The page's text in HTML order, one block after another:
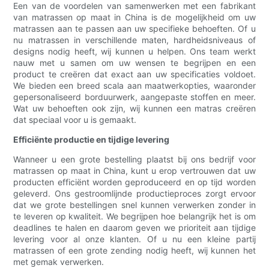
Een van de voordelen van samenwerken met een fabrikant
van matrassen op maat in China is de mogelijkheid om uw
matrassen aan te passen aan uw specifieke behoeften. Of u
nu matrassen in verschillende maten, hardheidsniveaus of
designs nodig heeft, wij kunnen u helpen. Ons team werkt
nauw met u samen om uw wensen te begrijpen en een
product te creëren dat exact aan uw specificaties voldoet.
We bieden een breed scala aan maatwerkopties, waaronder
gepersonaliseerd borduurwerk, aangepaste stoffen en meer.
Wat uw behoeften ook zijn, wij kunnen een matras creëren
dat speciaal voor u is gemaakt.
Efficiënte productie en tijdige levering
Wanneer u een grote bestelling plaatst bij ons bedrijf voor
matrassen op maat in China, kunt u erop vertrouwen dat uw
producten efficiënt worden geproduceerd en op tijd worden
geleverd. Ons gestroomlijnde productieproces zorgt ervoor
dat we grote bestellingen snel kunnen verwerken zonder in
te leveren op kwaliteit. We begrijpen hoe belangrijk het is om
deadlines te halen en daarom geven we prioriteit aan tijdige
levering voor al onze klanten. Of u nu een kleine partij
matrassen of een grote zending nodig heeft, wij kunnen het
met gemak verwerken.